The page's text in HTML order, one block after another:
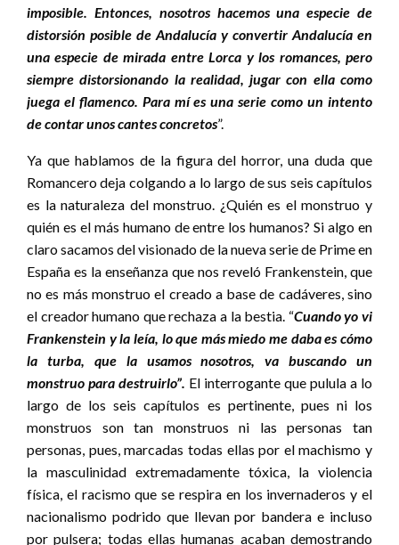
imposible. Entonces, nosotros hacemos una especie de
distorsión posible de Andalucía y convertir Andalucía en
una especie de mirada entre Lorca y los romances, pero
siempre distorsionando la realidad, jugar con ella como
juega el flamenco. Para mí es una serie como un intento
de contar unos cantes concretos”.
Ya que hablamos de la figura del horror, una duda que
Romancero deja colgando a lo largo de sus seis capítulos
es la naturaleza del monstruo. ¿Quién es el monstruo y
quién es el más humano de entre los humanos? Si algo en
claro sacamos del visionado de la nueva serie de Prime en
España es la enseñanza que nos reveló Frankenstein, que
no es más monstruo el creado a base de cadáveres, sino
el creador humano que rechaza a la bestia. “Cuando yo vi
Frankenstein y la leía, lo que más miedo me daba es cómo
la turba, que la usamos nosotros, va buscando un
monstruo para destruirlo”. El interrogante que pulula a lo
largo de los seis capítulos es pertinente, pues ni los
monstruos son tan monstruos ni las personas tan
personas, pues, marcadas todas ellas por el machismo y
la masculinidad extremadamente tóxica, la violencia
física, el racismo que se respira en los invernaderos y el
nacionalismo podrido que llevan por bandera e incluso
por pulsera; todas ellas humanas acaban demostrando